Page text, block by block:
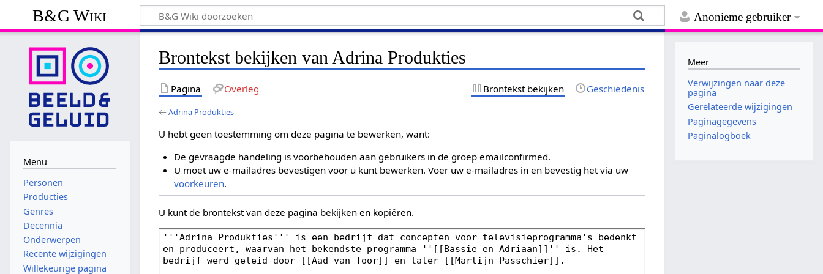
Anonieme gebruiker
B&G Wiki
Brontekst bekijken van Adrina Produkties
Pagina Overleg Brontekst bekijken Geschiedenis
←Adrina Produkties
U hebt geen toestemming om deze pagina te bewerken, want:
De gevraagde handeling is voorbehouden aan gebruikers in de groep emailconfirmed.
U moet uw e-mailadres bevestigen voor u kunt bewerken. Voer uw e-mailadres in en bevestig het via uw
voorkeuren.
U kunt de brontekst van deze pagina bekijken en kopiëren.
Menu
Personen
Producties
Genres
Decennia
Onderwerpen
Recente wijzigingen
Willekeurige pagina
Meer
Verwijzingen naar deze
pagina
Gerelateerde wijzigingen
Paginagegevens
Paginalogboek